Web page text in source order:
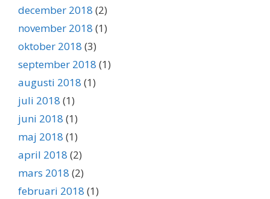
december 2018 (2)
november 2018 (1)
oktober 2018 (3)
september 2018 (1)
augusti 2018 (1)
juli 2018 (1)
juni 2018 (1)
maj 2018 (1)
april 2018 (2)
mars 2018 (2)
februari 2018 (1)